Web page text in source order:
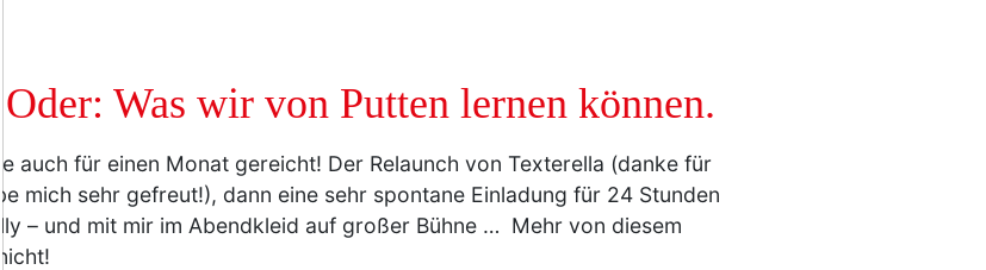
Was wir von Putten lernen können.
auch für einen Monat gereicht! Der Relaunch von Texterella (danke für
mich sehr gefreut!), dann eine sehr spontane Einladung für 24 Stunden
– und mit mir im Abendkleid auf großer Bühne … Mehr von diesem